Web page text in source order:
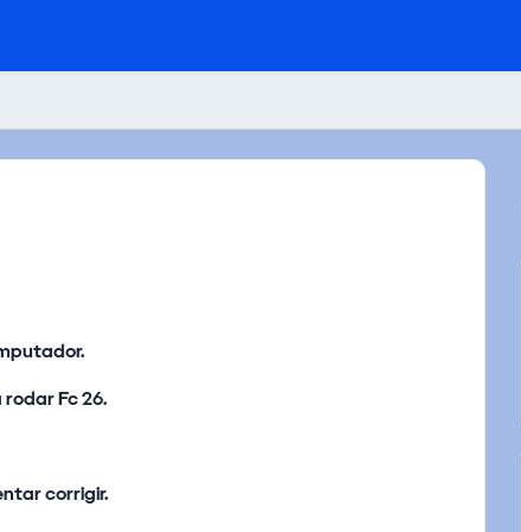
Fc 26.
corrigir.